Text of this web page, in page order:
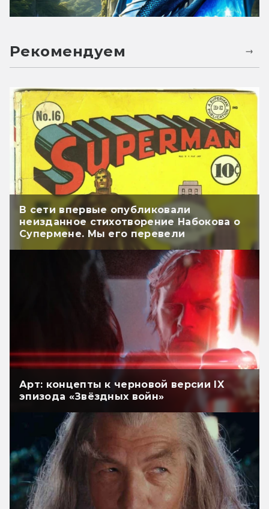
Рекомендуем
В сети впервые опубликовали
неизданное стихотворение Набокова о
Супермене. Мы его перевели
Арт: концепты к черновой версии IX
эпизода «Звёздных войн»